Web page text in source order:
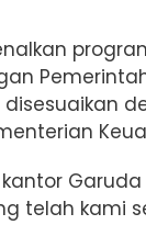
disesuaikan
Garuda
telah kami